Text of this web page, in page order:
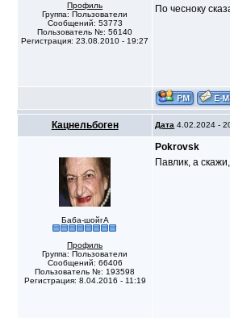
Профиль
Группа: Пользователи
Сообщений: 53773
Пользователь №: 56140
Регистрация: 23.08.2010 - 19:27
По чесноку
Кацнельбоген Дата 4.02.2024 -
Баба-шойгА
Профиль
Группа: Пользователи
Сообщений: 66406
Пользователь №: 193598
Регистрация: 8.04.2016 - 11:19
Pokrovsk
Павлик, а